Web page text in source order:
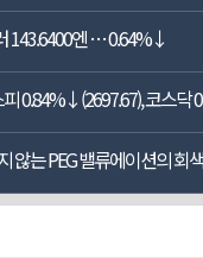
143.6400엔 … 0.64%↓
0.84%↓(2697.67), 코스닥
않는 PEG 밸류에이션의 회